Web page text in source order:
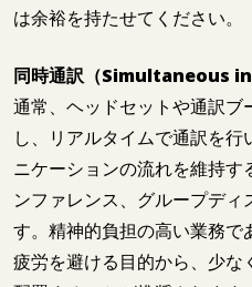
は余裕を持たせてください。
同時通訳（Simultaneous
通常、ヘッドセットや通訳ブ
し、リアルタイムで通訳を
ニケーションの流れを維持
ンファレンス、グループディ
す。精神的負担の高い業務で
疲労を避ける目的から、少